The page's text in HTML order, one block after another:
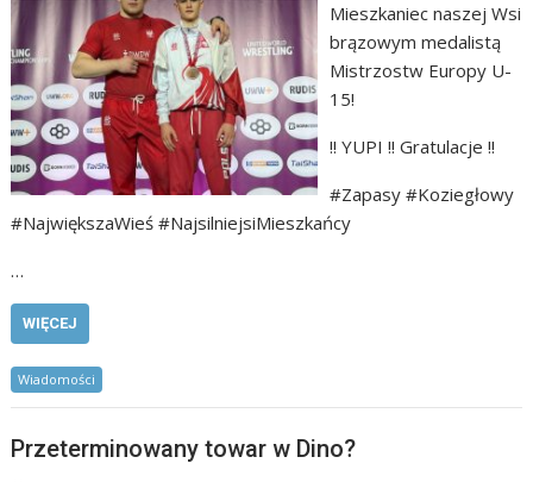
Mieszkaniec naszej Wsi
brązowym medalistą
Mistrzostw Europy U-
15!
!! YUPI !! Gratulacje !!
#Zapasy #Koziegłowy
#NajwiększaWieś #NajsilniejsiMieszkańcy
…
WIĘCEJ
Wiadomości
Przeterminowany towar w Dino?